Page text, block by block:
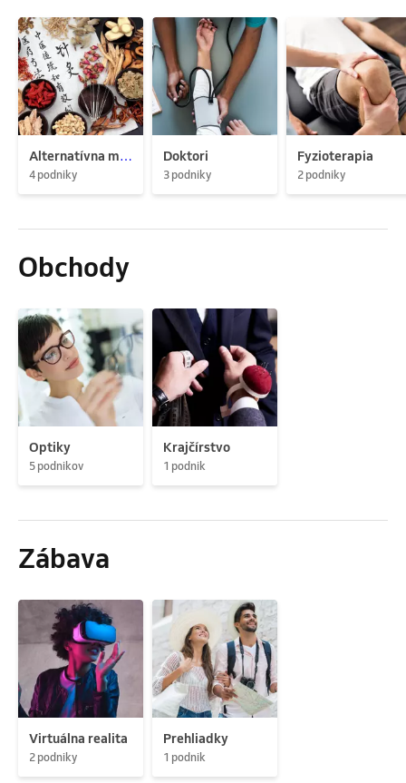
Alternatívna medicína
4 podniky
Doktori
3 podniky
Fyzioterapia
2 podniky
Obchody
Optiky
5 podnikov
Krajčírstvo
1 podnik
Zábava
Virtuálna realita
2 podniky
Prehliadky
1 podnik